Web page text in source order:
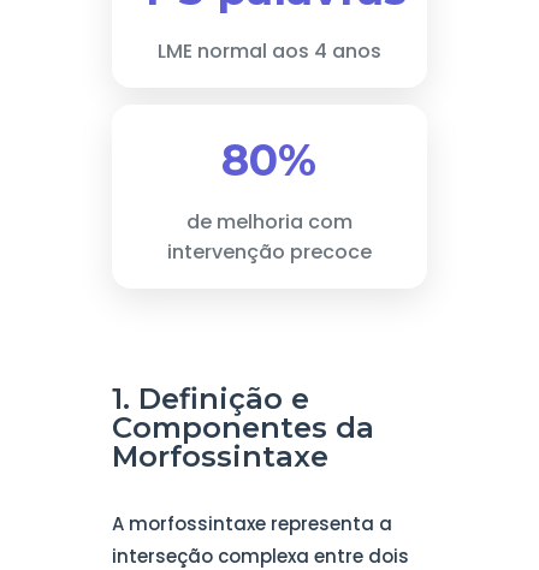
LME normal aos 4 anos
80%
de melhoria com
intervenção precoce
1. Definição e
Componentes da
Morfossintaxe
A morfossintaxe representa a
interseção complexa entre dois